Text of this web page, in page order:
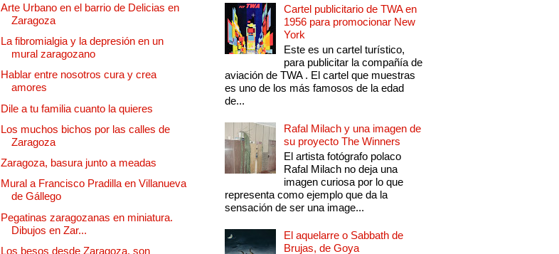
Arte Urbano en el barrio de Delicias en
Zaragoza
La fibromialgia y la depresión en un
mural zaragozano
Hablar entre nosotros cura y crea
amores
Dile a tu familia cuanto la quieres
Los muchos bichos por las calles de
Zaragoza
Zaragoza, basura junto a meadas
Mural a Francisco Pradilla en Villanueva
de Gállego
Pegatinas zaragozanas en miniatura.
Dibujos en Zar...
Los besos desde Zaragoza, son
Cartel publicitario de TWA en
1956 para promocionar New
York
Este es un cartel turístico,
para publicitar la compañía de
aviación de TWA . El cartel que muestras
es uno de los más famosos de la edad
de...
Rafal Milach y una imagen de
su proyecto The Winners
El artista fotógrafo polaco
Rafal Milach no deja una
imagen curiosa por lo que
representa como ejemplo que da la
sensación de ser una image...
El aquelarre o Sabbath de
Brujas, de Goya